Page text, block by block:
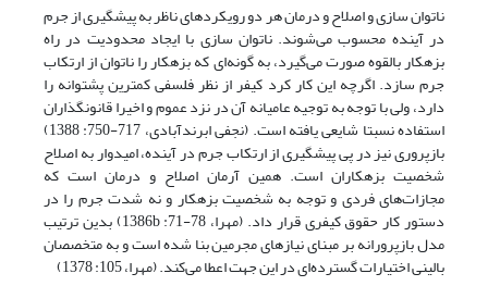
ناتوان سازی و اصلاح و درمان هر دو رویکردهای ناظر به پیشگیری از جرم
در آینده محسوب می‌شوند. ناتوان سازی با ایجاد محدودیت در راه
بزهکار بالقوه صورت می‌گیرد، به گونه‌ای که بزهکار را ناتوان از ارتکاب
جرم سازد. اگرچه این کار کرد کیفر از نظر فلسفی کمترین پشتوانه را
دارد، ولی با توجه به توجیه عامیانه آن در نزد عموم و اخیرا قانونگذاران
استفاده نسبتا شایعی یافته است. (نجفی ابرندآبادی، 717-750: 1388)
بازپروری نیز در پی پیشگیری از ارتکاب جرم در آینده، امیدوار به اصلاح
شخصیت بزهکاران است. همین آرمان اصلاح و درمان است که
مجازات‌های فردی و توجه به شخصیت بزهکار و نه شدت جرم را در
دستور کار حقوق کیفری قرار داد. (مهرا، 78-71: 1386b) بدین ترتیب
مدل بازپرورانه بر مبنای نیازهای مجرمین بنا شده است و به متخصصان
بالینی اختیارات گسترده‌ای در این جهت اعطا می‌کند. (مهرا، 105: 1378)